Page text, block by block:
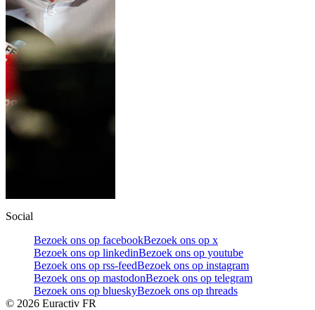
Social
Bezoek ons op facebookBezoek ons op x
Bezoek ons op linkedinBezoek ons op youtube
Bezoek ons op rss-feedBezoek ons op instagram
Bezoek ons op mastodonBezoek ons op telegram
Bezoek ons op blueskyBezoek ons op threads
© 2026 Euractiv FR